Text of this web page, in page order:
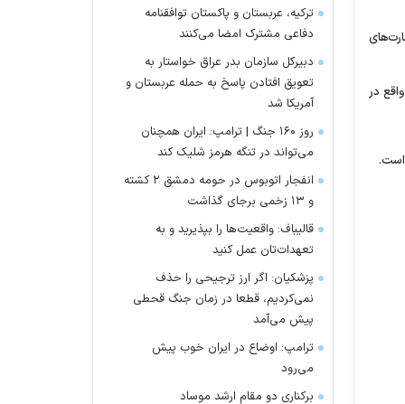
در
ترکیه، عربستان و پاکستان توافقنامه
دفاعی مشترک امضا می‌کنند
دبیرکل سازمان بدر عراق خواستار به
تعویق افتادن پاسخ به حمله عربستان و
آمریکا شد
روز ۱۶۰ جنگ | ترامپ: ایران همچنان
می‌تواند در تنگه هرمز شلیک کند
انفجار اتوبوس در حومه دمشق ۲ کشته
و ۱۳ زخمی برجای گذاشت
قالیباف: واقعیت‌ها را بپذیرید و به
تعهدات‌تان عمل کنید
پزشکیان: اگر ارز ترجیحی را حذف
نمی‌کردیم، قطعا در زمان جنگ قحطی
پیش می‌آمد
ترامپ: اوضاع در ایران خوب پیش
می‌رود
برکناری دو مقام ارشد موساد